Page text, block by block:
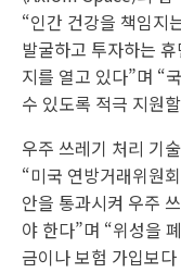
최 책임연구원은 이
‘스페이스K 2024′
화하려면 유인 프로
시켜야 한다”며 이같
우주인사업단을 지내
했던 인물이다.